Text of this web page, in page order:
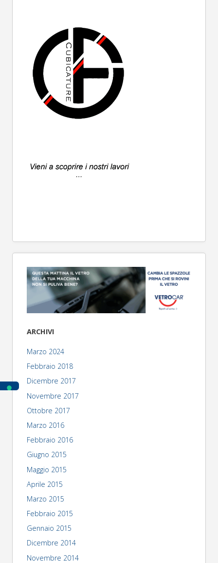
ARCHIVI
Marzo 2024
Febbraio 2018
Dicembre 2017
Novembre 2017
Ottobre 2017
Marzo 2016
Febbraio 2016
Giugno 2015
Maggio 2015
Aprile 2015
Marzo 2015
Febbraio 2015
Gennaio 2015
Dicembre 2014
Novembre 2014